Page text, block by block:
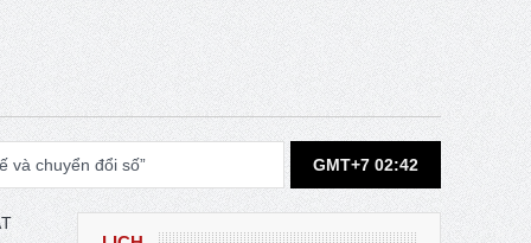
và chuyển đổi số” GMT+7 02:42